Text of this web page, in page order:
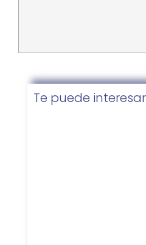
Te puede interesar